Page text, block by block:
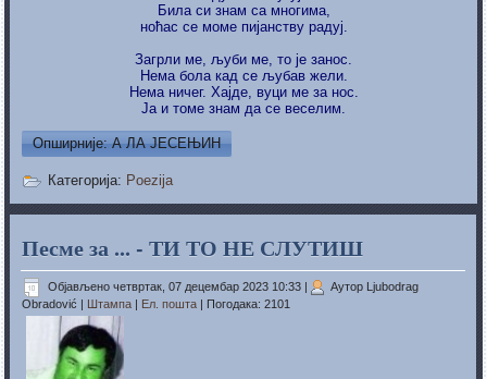
Била си знам са многима,
ноћас се моме пијанству радуј.
Загрли ме, љуби ме, то је занос.
Нема бола кад се љубав жели.
Нема ничег. Хајде, вуци ме за нос.
Ја и томе знам да се веселим.
Опширније: А ЛА ЈЕСЕЊИН
Категорија: Poezija
Песме за ... - ТИ ТО НЕ СЛУТИШ
Објављено четвртак, 07 децембар 2023 10:33 |
Аутор Ljubodrag
Obradović | Штампа | Ел. пошта | Погодака: 2101